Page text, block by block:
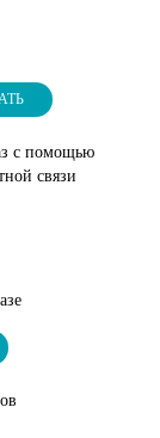
с помощью
связи